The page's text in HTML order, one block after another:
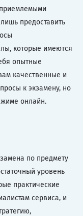
предоставить
которые имеются
опытные
качественные и
к экзамену, но
онлайн.
по предмету
уровень
практические
сервиса, и